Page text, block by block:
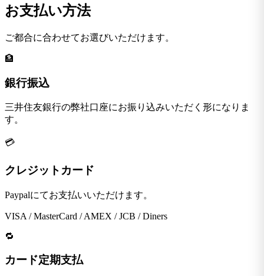
お支払い方法
ご都合に合わせてお選びいただけます。
🏦
銀行振込
三井住友銀行の弊社口座にお振り込みいただく形になりま
す。
💳
クレジットカード
Paypalにてお支払いいただけます。
VISA / MasterCard / AMEX / JCB / Diners
🔁
カード定期支払